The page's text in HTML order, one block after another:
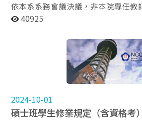
依本系系務會議決議，非本院專任教
名學生（含在職專班）為原則。本系
單至辦公室的時間為準。
40925
2024-10-01
碩士班學生修業規定（含資格考）